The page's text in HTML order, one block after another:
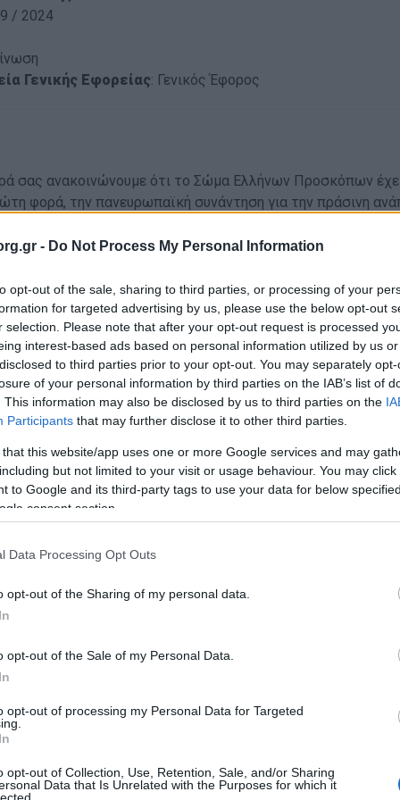
- Do Not Process My Personal Information
opt-out of the sale, sharing to third parties, or processing of your
for targeted advertising by us, please use the below opt-out
selection. Please note that after your opt-out request is processed
interest-based ads based on personal information utilized by us
to third parties prior to your opt-out. You may separately
of your personal information by third parties on the IAB’s list of
This information may also be disclosed by us to third parties on the
Participants that may further disclose it to other third parties.
that this website/app uses one or more Google services and may
but not limited to your visit or usage behaviour. You may
to Google and its third-party tags to use your data for below
consent section.
Data Processing Opt Outs
opt-out of the Sharing of my personal data.
opt-out of the Sale of my Personal Data.
opt-out of processing my Personal Data for Targeted
opt-out of Collection, Use, Retention, Sale, and/or Sharing
Data that Is Unrelated with the Purposes for which it
/ 2024
Γενικής Εφορείας: Γενικός Έφορος
σας ανακοινώνουμε ότι το Σώμα Ελλήνων Προσκόπων
φορά, την πανευρωπαϊκή συνάντηση για την πράσινη
Forum 2024», που θα διεξαχθεί στο “Ράντζο”, στο
Sustainability Forum έχει ως στόχο να συγκεντρώσει
που εργάζονται ή ενδιαφέρονται έντονα για τη
Βιώσιμης Ανάπτυξης (SDGs) για να γνωριστούν, να
αναπτύξουν τα επόμενα βήματα προς έναν πιο πράσινο
Ευρώπης.
Sustainability Forum λειτουργεί επίσης ως το
όπου θα παρουσιαστούν τα κύρια αποτελέσματα του
πόρων και εργαλείων. Θα προσκληθούν όλοι οι
προσκεκλημένοι και ομιλητές, έτσι ώστε το Forum να
μάθησης, καθώς και ένα ορόσημο στο έργο της
αύξηση της γνώσης σχετικά με τις δράσεις, τα
τεθεί σε εφαρμογή από την Ευρωπαϊκή Προσκοπική
δημιουργία μιας πλατφόρμας δικτύωσης για τους
που εργάζονται για την αειφορία και το
πρακτικές.
παρουσίαση των αποτελεσμάτων του προγράμματος “Earth
διερεύνηση καινοτόμων λύσεων για την περιβαλλοντική
κατανοήσουν και να δράσουν για ένα πιο βιώσιμο μέλλον.
Δράσης: